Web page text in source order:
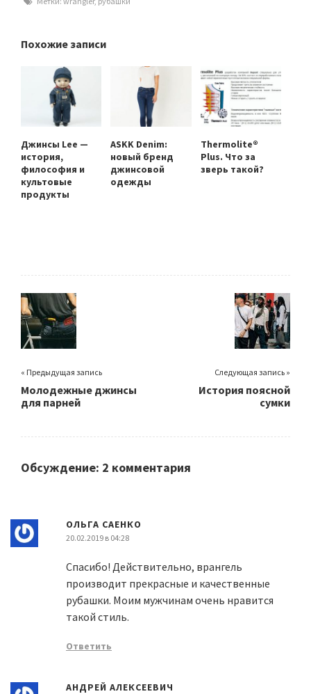
Похожие записи
Джинсы Lee —
история,
философия и
культовые
продукты
ASKK Denim:
новый бренд
джинсовой
одежды
Thermolite®
Plus. Что за
зверь такой?
« Предыдущая запись
Молодежные джинсы
для парней
Следующая запись »
История поясной
сумки
Обсуждение: 2 комментария
ОЛЬГА САЕНКО
20.02.2019 в 04:28
Спасибо! Действительно, врангель
производит прекрасные и качественные
рубашки. Моим мужчинам очень нравится
такой стиль.
Ответить
АНДРЕЙ АЛЕКСЕЕВИЧ